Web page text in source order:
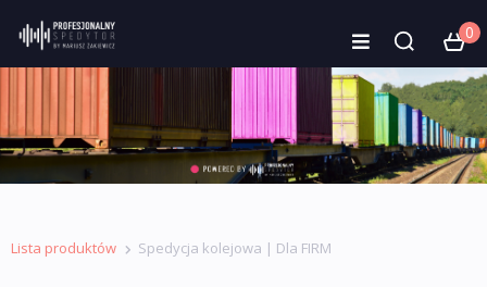
0
Lista produktów Spedycja kolejowa | Dla FIRM